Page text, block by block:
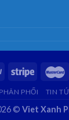
PHỐI TIN
© Viet Xanh